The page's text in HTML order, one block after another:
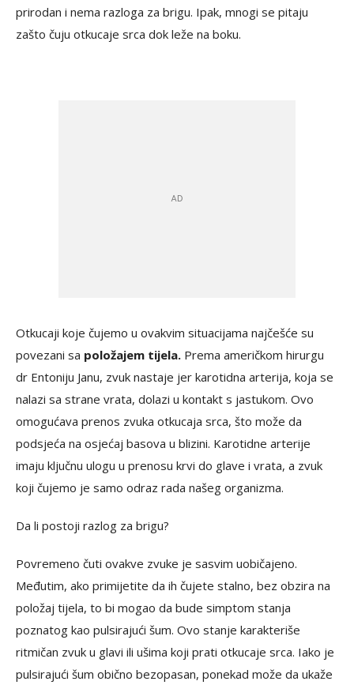
prirodan i nema razloga za brigu. Ipak, mnogi se pitaju
zašto čuju otkucaje srca dok leže na boku.
Otkucaji koje čujemo u ovakvim situacijama najčešće su
povezani sa položajem tijela. Prema američkom hirurgu
dr Entoniju Janu, zvuk nastaje jer karotidna arterija, koja se
nalazi sa strane vrata, dolazi u kontakt s jastukom. Ovo
omogućava prenos zvuka otkucaja srca, što može da
podsjeća na osjećaj basova u blizini. Karotidne arterije
imaju ključnu ulogu u prenosu krvi do glave i vrata, a zvuk
koji čujemo je samo odraz rada našeg organizma.
Da li postoji razlog za brigu?
Povremeno čuti ovakve zvuke je sasvim uobičajeno.
Međutim, ako primijetite da ih čujete stalno, bez obzira na
položaj tijela, to bi mogao da bude simptom stanja
poznatog kao pulsirajući šum. Ovo stanje karakteriše
ritmičan zvuk u glavi ili ušima koji prati otkucaje srca. Iako je
pulsirajući šum obično bezopasan, ponekad može da ukaže